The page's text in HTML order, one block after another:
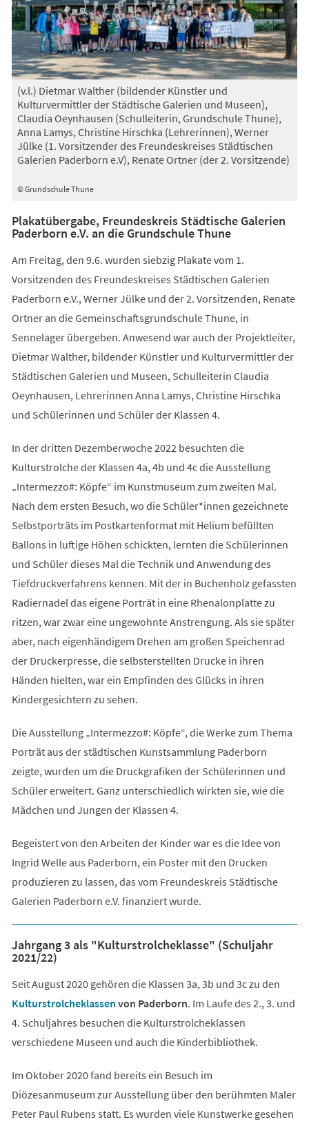
© Grundschule Thune
(v.l.) Dietmar Walther (bildender Künstler und
Kulturvermittler der Städtische Galerien und Museen),
Claudia Oeynhausen (Schulleiterin, Grundschule Thune),
Anna Lamys, Christine Hirschka (Lehrerinnen), Werner
Jülke (1. Vorsitzender des Freundeskreises Städtischen
Galerien Paderborn e.V), Renate Ortner (der 2. Vorsitzende)
Plakatübergabe, Freundeskreis Städtische Galerien
Paderborn e.V. an die Grundschule Thune
Am Freitag, den 9.6. wurden siebzig Plakate vom 1.
Vorsitzenden des Freundeskreises Städtischen Galerien
Paderborn e.V., Werner Jülke und der 2. Vorsitzenden, Renate
Ortner an die Gemeinschaftsgrundschule Thune, in
Sennelager übergeben. Anwesend war auch der Projektleiter,
Dietmar Walther, bildender Künstler und Kulturvermittler der
Städtischen Galerien und Museen, Schulleiterin Claudia
Oeynhausen, Lehrerinnen Anna Lamys, Christine Hirschka
und Schülerinnen und Schüler der Klassen 4.
In der dritten Dezemberwoche 2022 besuchten die
Kulturstrolche der Klassen 4a, 4b und 4c die Ausstellung
„Intermezzo#: Köpfe“ im Kunstmuseum zum zweiten Mal.
Nach dem ersten Besuch, wo die Schüler*innen gezeichnete
Selbstporträts im Postkartenformat mit Helium befüllten
Ballons in luftige Höhen schickten, lernten die Schülerinnen
und Schüler dieses Mal die Technik und Anwendung des
Tiefdruckverfahrens kennen. Mit der in Buchenholz gefassten
Radiernadel das eigene Porträt in eine Rhenalonplatte zu
ritzen, war zwar eine ungewohnte Anstrengung. Als sie später
aber, nach eigenhändigem Drehen am großen Speichenrad
der Druckerpresse, die selbsterstellten Drucke in ihren
Händen hielten, war ein Empfinden des Glücks in ihren
Kindergesichtern zu sehen.
Die Ausstellung „Intermezzo#: Köpfe“, die Werke zum Thema
Porträt aus der städtischen Kunstsammlung Paderborn
zeigte, wurden um die Druckgrafiken der Schülerinnen und
Schüler erweitert. Ganz unterschiedlich wirkten sie, wie die
Mädchen und Jungen der Klassen 4.
Begeistert von den Arbeiten der Kinder war es die Idee von
Ingrid Welle aus Paderborn, ein Poster mit den Drucken
produzieren zu lassen, das vom Freundeskreis Städtische
Galerien Paderborn e.V. finanziert wurde.
Jahrgang 3 als "Kulturstrolcheklasse" (Schuljahr
2021/22)
Seit August 2020 gehören die Klassen 3a, 3b und 3c zu den
Kulturstrolcheklassen
(Öffnet
einem
Tab)
von Paderborn. Im Laufe des 2., 3. und
4. Schuljahres besuchen die Kulturstrolcheklassen
verschiedene Museen und auch die Kinderbibliothek.
Im Oktober 2020 fand bereits ein Besuch im
Diözesanmuseum zur Ausstellung über den berühmten Maler
Peter Paul Rubens statt. Es wurden viele Kunstwerke gesehen